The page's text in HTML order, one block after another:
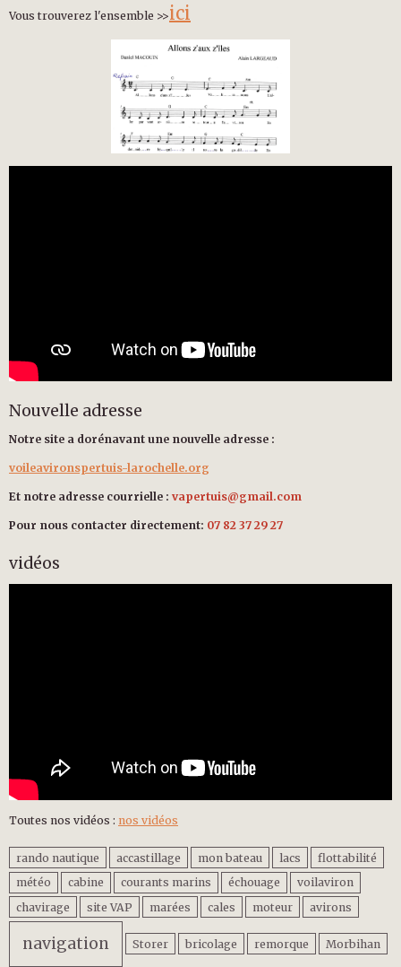
Vous trouverez l'ensemble >>ici
Nouvelle adresse
Notre site a dorénavant une nouvelle adresse :
voileavironspertuis-larochelle.org
Et notre adresse courrielle : vapertuis@gmail.com
Pour nous contacter directement: 07 82 37 29 27
vidéos
Toutes nos vidéos : nos vidéos
rando nautique accastillage mon bateau lacs
flottabilité
météo
cabine courants marins échouage
voilaviron
chavirage
site VAP marées cales moteur avirons
navigation Storer bricolage remorque Morbihan